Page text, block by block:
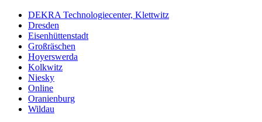
DEKRA Technologiecenter, Klettwitz
Dresden
Eisenhüttenstadt
Großräschen
Hoyerswerda
Kolkwitz
Niesky
Online
Oranienburg
Wildau